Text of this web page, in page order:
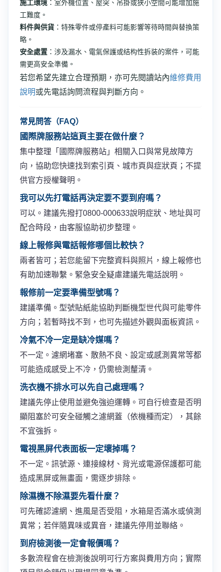
施工環境 ：室外機位置、屋突、吊掛或狭小空間可能增加施
工難度。
料件與供貨 ：特殊零件或停產料可能影響等待時間與替換策
略。
安全處置 ：涉及漏水、電氣保護或结构性拆装的案件，可能
需更高安全準備。
若您希望先建立合理預期，亦可先閱讀站內維修費用
說明或先電話詢問流程與判斷方向。
常見問答（FAQ）
國際牌服務站這頁主要在做什麼？
集中整理「國際牌服務站」相關入口與常見故障方
向，協助您快速找到索引頁、城市頁與症狀頁；不提
供官方授權聲明。
我可以先打電話再決定要不要到府嗎？
可以。建議先撥打0800-000633說明症狀、地址與可
配合時段，由客服協助初步整理。
線上報修與電話報修哪個比較快？
兩者皆可；若您能留下完整資料與照片，線上報修也
有助加速聯繫。緊急安全疑慮建議先電話說明。
報修前一定要準備型號嗎？
建議準備。型號貼紙能協助判斷機型世代與可能零件
方向；若暫時找不到，也可先描述外觀與面板資訊。
冷氣不冷一定是缺冷媒嗎？
不一定。濾網堵塞、散熱不良、設定或感測異常等都
可能造成感受上不冷，仍需檢測釐清。
洗衣機不排水可以先自己處理嗎？
建議先停止使用並避免強迫運轉。可自行檢查是否明
顯阻塞於可安全碰觸之濾網蓋（依機種而定），其餘
不宜強拆。
電視黑屏代表面板一定壞掉嗎？
不一定。訊號源、連接線材、背光或電源保護都可能
造成黑屏或無畫面，需逐步排除。
除濕機不除濕要先看什麼？
可先確認濾網、進風是否受阻，水箱是否滿水或偵測
異常；若伴隨異味或異音，建議先停用並聯絡。
到府檢測後一定會報價嗎？
多數流程會在檢測後說明可行方案與費用方向；實際